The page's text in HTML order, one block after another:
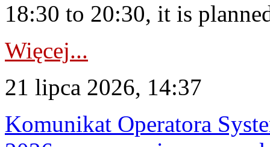
18:30 to 20:30, it is
Więcej...
21 lipca 2026, 14:37
Komunikat Operatora